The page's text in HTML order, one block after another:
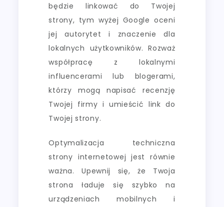
będzie linkować do Twojej
strony, tym wyżej Google oceni
jej autorytet i znaczenie dla
lokalnych użytkowników. Rozważ
współpracę z lokalnymi
influencerami lub blogerami,
którzy mogą napisać recenzję
Twojej firmy i umieścić link do
Twojej strony.
Optymalizacja techniczna
strony internetowej jest równie
ważna. Upewnij się, że Twoja
strona ładuje się szybko na
urządzeniach mobilnych i